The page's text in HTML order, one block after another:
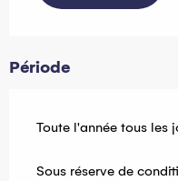
Période
Toute l'année tous les
Sous réserve de